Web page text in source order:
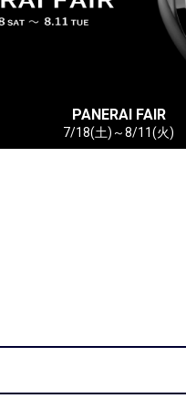
PANERAI FAIR
7/18(土)～8/11(火)